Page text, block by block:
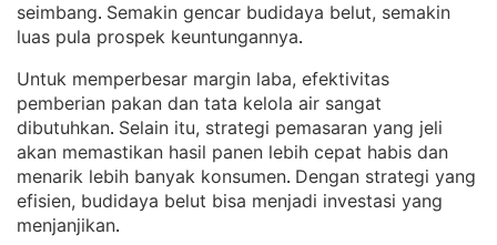
seimbang. Semakin gencar budidaya belut, semakin
luas pula prospek keuntungannya.
Untuk memperbesar margin laba, efektivitas
pemberian pakan dan tata kelola air sangat
dibutuhkan. Selain itu, strategi pemasaran yang jeli
akan memastikan hasil panen lebih cepat habis dan
menarik lebih banyak konsumen. Dengan strategi yang
efisien, budidaya belut bisa menjadi investasi yang
menjanjikan.